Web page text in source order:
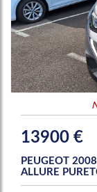
13900 €
PEUGEOT
ALLURE